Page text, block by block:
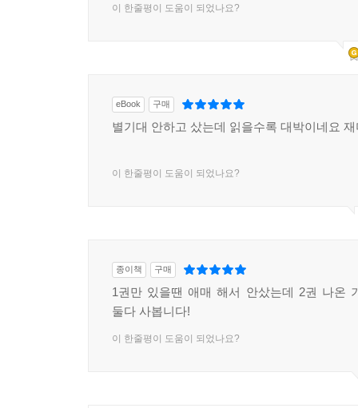
이 한줄평이 도움이 되었나요?
eBook 구매
별기대 안하고 샀는데 읽을수록 대박이네요
이 한줄평이 도움이 되었나요?
종이책 구매
1권만 있을땐 애매 해서 안샀는데 2권 나온
둘다 사봅니다!
이 한줄평이 도움이 되었나요?